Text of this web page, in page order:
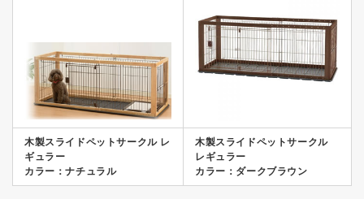
木製スライドペットサークル レ
ギュラー
カラー：ナチュラル
木製スライドペットサークル
レギュラー
カラー：ダークブラウン